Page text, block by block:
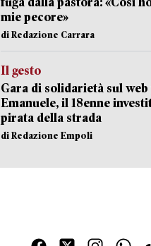
mie pecore»
di Redazione Carrara
Il gesto
Gara di solidarietà sul web
Emanuele, il 18enne
pirata della strada
di Redazione Empoli